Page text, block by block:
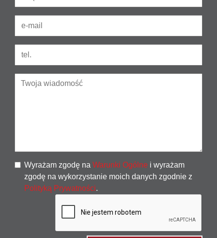
Wyrażam zgodę na Warunki Ogólne i wyrażam
zgodę na wykorzystanie moich danych zgodnie z
Polityką Prywatności.